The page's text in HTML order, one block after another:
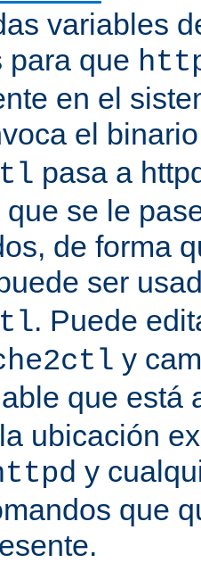
variables
para que
en el
el
pasa a
se le
de forma
ser
. Puede
y
que está
ubicación
y
que